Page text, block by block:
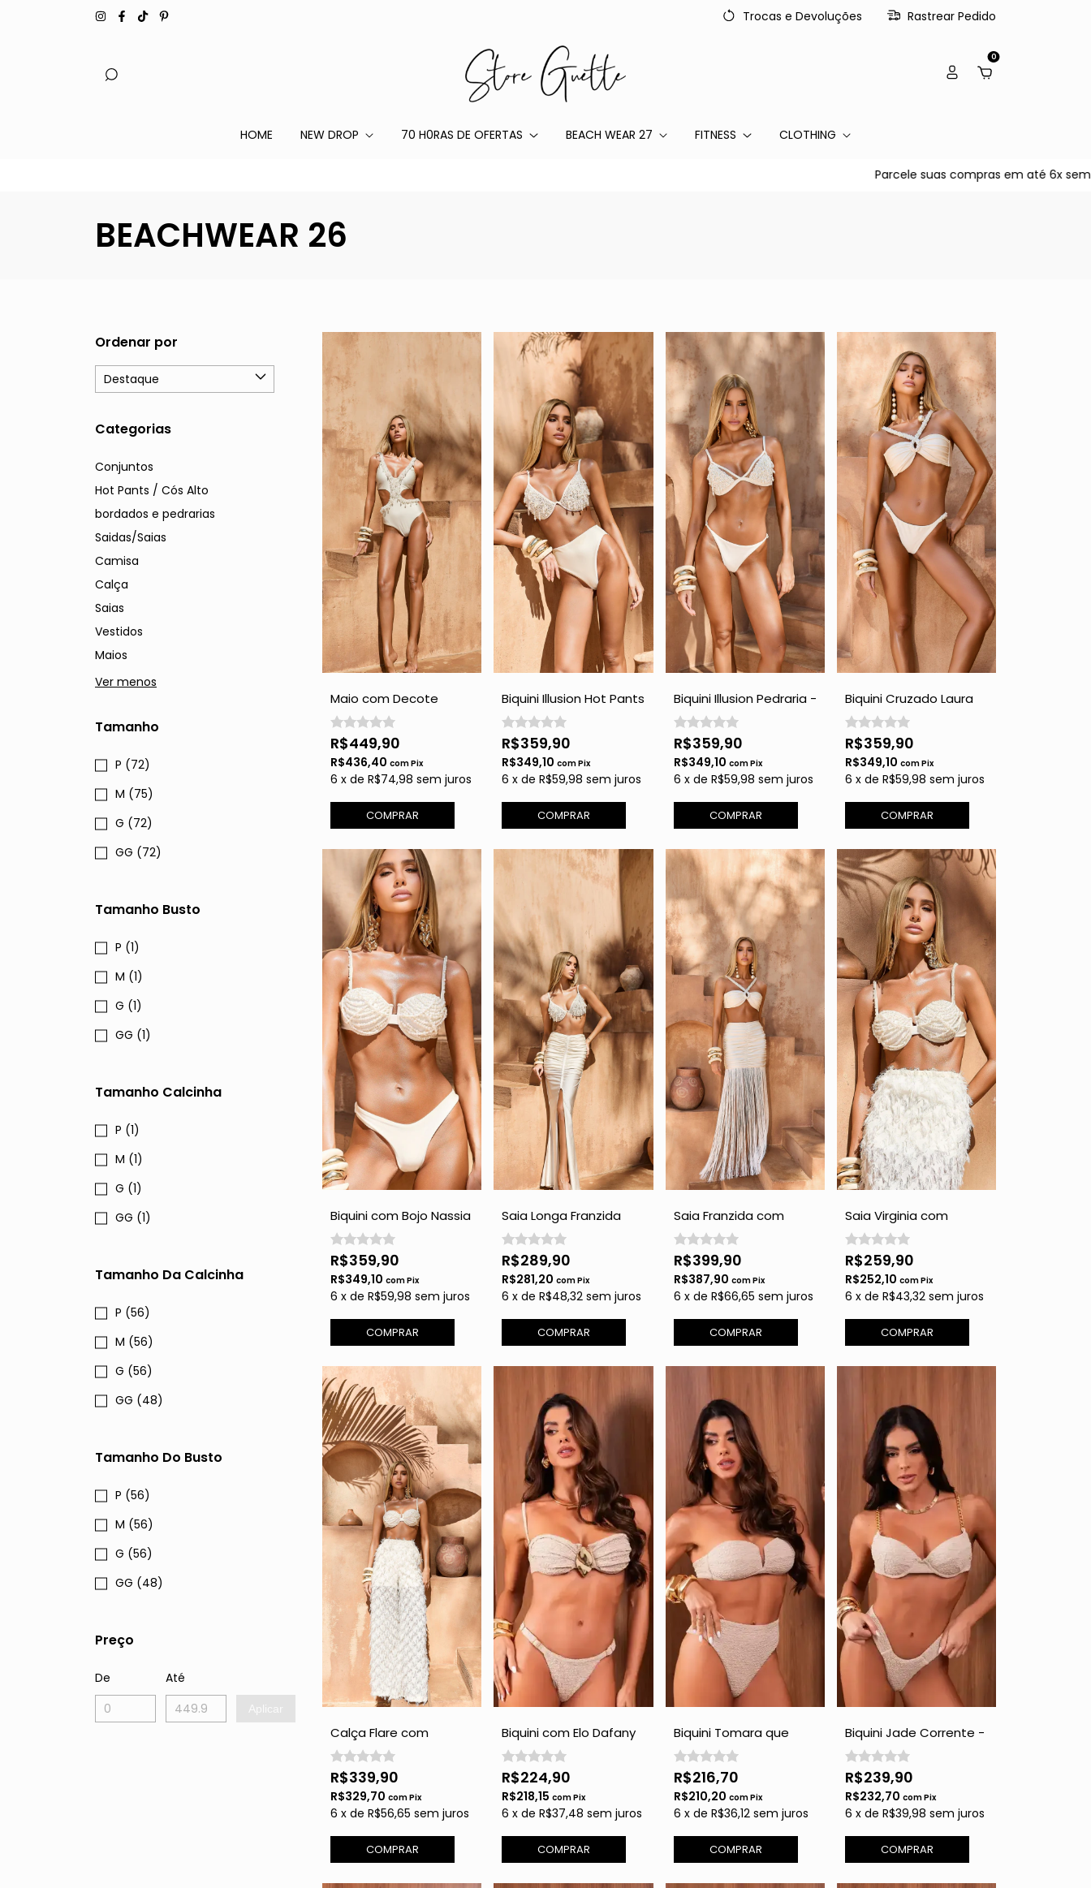
Trocas e Devoluções Rastrear Pedido
0
HOME NEW DROP 70 H0RAS DE OFERTAS BEACH WEAR 27 FITNESS CLOTHING
Parcele suas compras em até 6x sem juros no
BEACHWEAR 26
Ordenar por
Categorias
Conjuntos
Hot Pants / Cós Alto
bordados e pedrarias
Saidas/Saias
Camisa
Calça
Saias
Vestidos
Maios
Ver menos
Tamanho
P (72)
M (75)
G (72)
GG (72)
Tamanho Busto
P (1)
M (1)
G (1)
GG (1)
Tamanho Calcinha
P (1)
M (1)
G (1)
GG (1)
Tamanho Da Calcinha
P (56)
M (56)
G (56)
GG (48)
Tamanho Do Busto
P (56)
M (56)
G (56)
GG (48)
Preço
De Até
Aplicar
Maio com Decote
Bordado - Perola
R$449,90
R$436,40 comPix
6 x de R$74,98 sem juros
COMPRAR
Biquini Illusion Hot Pants
com Pedraria - Perola
R$359,90
R$349,10comPix
6 xdeR$59,98 sem juros
COMPRAR
Biquini Illusion Pedraria -
Perola
R$359,90
R$349,10 comPix
6 x de R$59,98 sem juros
COMPRAR
Biquini Cruzado Laura
com Pedraria - Perola
R$359,90
R$349,10 comPix
6 x de R$59,98 sem juros
COMPRAR
Biquini com Bojo Nassia
e Pedraria - Perola
R$359,90
R$349,10 comPix
6 x de R$59,98 sem juros
COMPRAR
Saia Longa Franzida
com Abertura - Off
White
R$289,90
R$281,20comPix
6 xdeR$48,32 sem juros
COMPRAR
Saia Franzida com
Franja - Off White
R$399,90
R$387,90 comPix
6 x de R$66,65 sem juros
COMPRAR
Saia Virginia com
Plumas - Off White
R$259,90
R$252,10 comPix
6 x de R$43,32 sem juros
COMPRAR
Calça Flare com
Plumas - Off White
R$339,90
R$329,70 comPix
6 x de R$56,65 sem juros
COMPRAR
Biquini com Elo Dafany
- Gold com Brilho
R$224,90
R$218,15comPix
6 xdeR$37,48 sem juros
COMPRAR
Biquini Tomara que
Caia Hot Pants - Gold
com Brilho
R$216,70
R$210,20 comPix
6 x de R$36,12 sem juros
COMPRAR
Biquini Jade Corrente -
Gold com Brilho
R$239,90
R$232,70 comPix
6 x de R$39,98 sem juros
COMPRAR